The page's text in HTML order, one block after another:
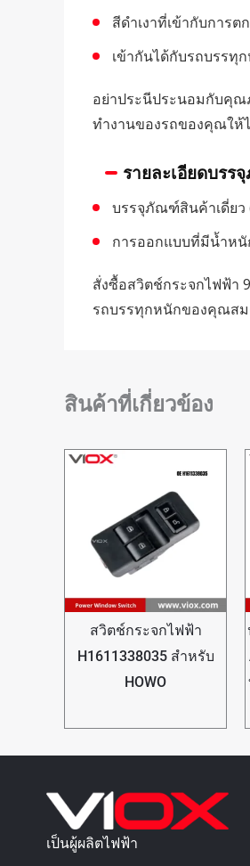
สีดำเงาที่เข้ากับการ
เข้ากันได้กับรถบรรทุ
อย่าประนีประนอมกับคุณ
ทำงานของรถของคุณให้
รายละเอียดบร
บรรจุภัณฑ์สินค้าเดี่ยว
การออกแบบที่มีน้ำหนั
สั่งซื้อสวิตช์กระจกไฟฟ้า
รถบรรทุกหนักของคุณสม
สินค้าที่เกี่ยวข้อง
สวิตช์กระจกไฟฟ้า
H1611338035 สำหรับ
HOWO
เป็นผู้ผลิตไฟฟ้า